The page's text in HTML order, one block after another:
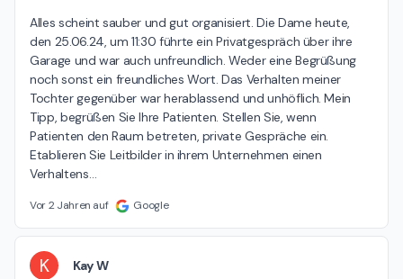
Alles scheint sauber und gut organisiert. Die Dame heute,
den 25.06.24, um 11:30 führte ein Privatgespräch über ihre
Garage und war auch unfreundlich. Weder eine Begrüßung
noch sonst ein freundliches Wort. Das Verhalten meiner
Tochter gegenüber war herablassend und unhöflich. Mein
Tipp, begrüßen Sie Ihre Patienten. Stellen Sie, wenn
Patienten den Raum betreten, private Gespräche ein.
Etablieren Sie Leitbilder in ihrem Unternehmen einen
Verhaltens…
Vor 2 Jahren auf Google
K Kay W